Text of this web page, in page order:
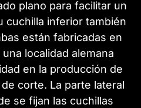
plano para facilitar un
cuchilla inferior también
están fabricadas en
localidad alemana
en la producción de
corte. La parte lateral
se fijan las cuchillas